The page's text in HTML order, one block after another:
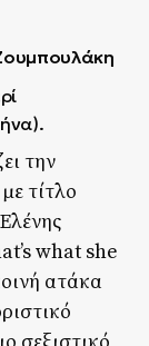
την
τίτλο
what she
ατάκα